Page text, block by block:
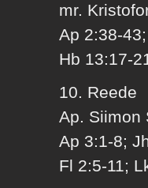
mr.
Ap 2:38-
Hb 13:17-
10. Reede
Ap. Siimon
Ap 3:1-8;
Fl 2:5-11;